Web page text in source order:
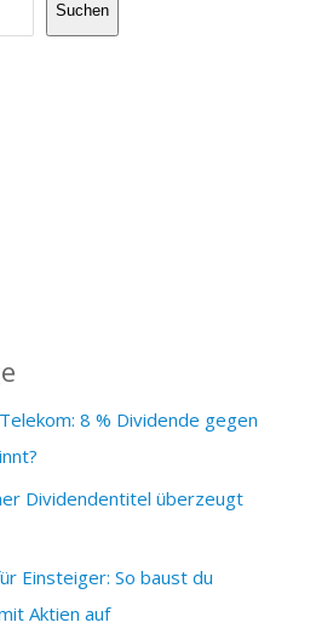
Suchen
8 % Dividende gegen
Dividendentitel überzeugt
Einsteiger: So baust du
Aktien auf